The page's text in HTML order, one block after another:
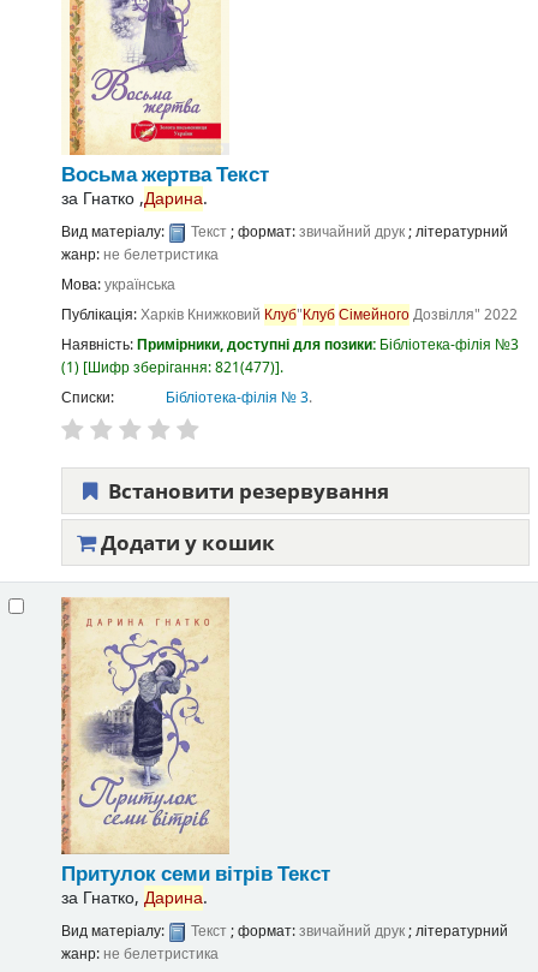
Восьма жертваТекст
за Гнатко ,Дарина.
Вид матеріалу: Текст; формат:звичайний друк; літературний
жанр:не белетристика
Мова:українська
Публікація:Харків Книжковий Клуб"КлубСімейногоДозвілля" 2022
Наявність:Примірники, доступні для позики: Бібліотека-філія №3
(1) Шифр зберігання:821(477) .
Списки:
Бібліотека-філія № 3.
Встановити резервування
Додати у кошик
Притулок семи вітрівТекст
за Гнатко, Дарина.
Вид матеріалу: Текст; формат:звичайний друк; літературний
жанр: не белетристика